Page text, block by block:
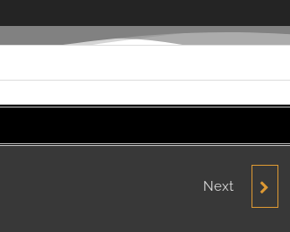
HYUNDAİ YUMURTA
Next